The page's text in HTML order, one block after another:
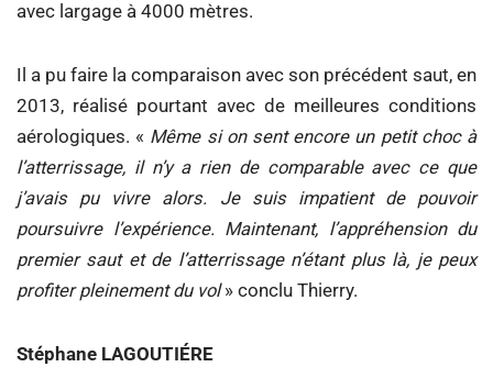
avec largage à 4000 mètres.
Il a pu faire la comparaison avec son précédent saut, en
2013, réalisé pourtant avec de meilleures conditions
aérologiques. « Même si on sent encore un petit choc à
l’atterrissage, il n’y a rien de comparable avec ce que
j’avais pu vivre alors. Je suis impatient de pouvoir
poursuivre l’expérience. Maintenant, l’appréhension du
premier saut et de l’atterrissage n’étant plus là, je peux
profiter pleinement du vol» conclu Thierry.
Stéphane LAGOUTIÉRE